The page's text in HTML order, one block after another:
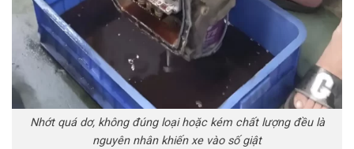
Nhớt quá dơ, không đúng loại hoặc kém chất lượng đều là
nguyên nhân khiến xe vào số giật